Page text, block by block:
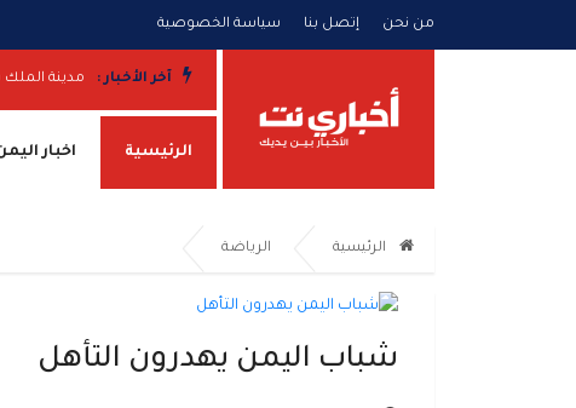
من نحن إتصل بنا سياسة الخصوصية
آخر الأخبار : مدينة
الرئيسية اخبار
الرئيسية الرياضة
شباب اليمن يهدرون التأهل